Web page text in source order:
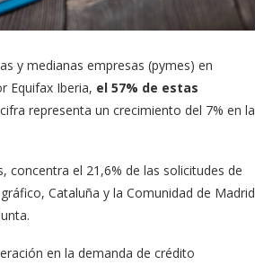
y medianas empresas (pymes) en
Equifax Iberia, el 57% de estas
representa un crecimiento del 7% en la
el 21,6% de las solicitudes de
Cataluña y la Comunidad de Madrid
en la demanda de crédito